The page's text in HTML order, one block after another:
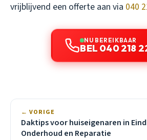
vrijblijvend een offerte aan via 040
NU BEREIKBAAR
BEL 040 218
← VORIGE
Daktips voor huiseigenaren in
Onderhoud en Reparatie